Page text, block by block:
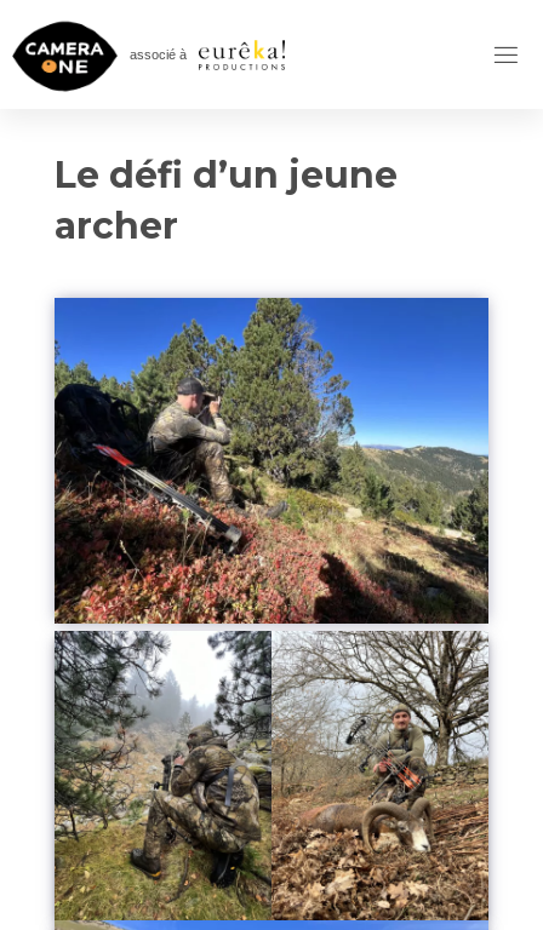
content
associé à
Le défi d’un jeune
archer